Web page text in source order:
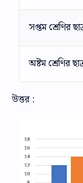
সপ্তম শ্রেণির
অষ্টম শ্রেণির
উত্তর :